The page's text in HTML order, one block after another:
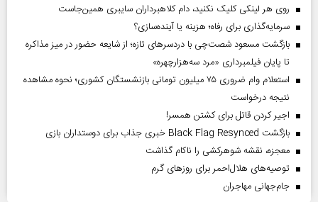
روی هر لینکی کلیک نکنید، دام کلاهبرداران سایبری همین‌جاست
سرمایه‌گذاری برای رفاه؛ هزینه یا آینده‌سازی؟
بازگشت مسعود شصت‌چی با دردسر‌های تازه؛ از شایعه حضور در میز مذاکره
تا پایان فیلمبرداری «مرد سه‌هزارچهره»
استعلام وام ضروری ۷۵ میلیون تومانی بازنشستگان کشوری؛ نحوه مشاهده
نتیجه درخواست
اجیر کردن قاتل برای کشتن همسر!
بازگشت Black Flag Resynced خبری جذاب برای دوستداران بازی
معجزه، نقشه شوهرکشی را ناکام گذاشت
توصیه‌های هلال‌احمر برای روز‌های گرم
جام‌جهانی مهاجران